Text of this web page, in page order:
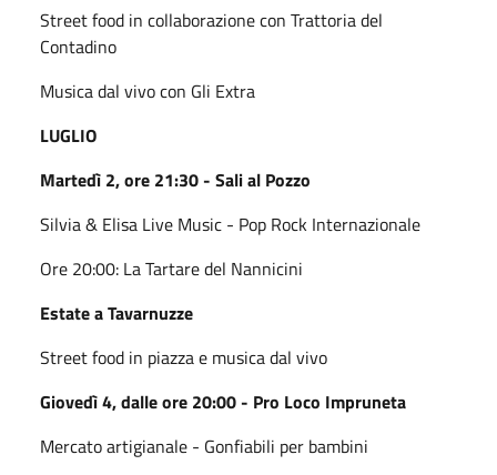
Street food in collaborazione con Trattoria del
Contadino
Musica dal vivo con Gli Extra
LUGLIO
Martedì 2, ore 21:30 - Sali al Pozzo
Silvia & Elisa Live Music - Pop Rock Internazionale
Ore 20:00: La Tartare del Nannicini
Estate a Tavarnuzze
Street food in piazza e musica dal vivo
Giovedì 4, dalle ore 20:00 - Pro Loco Impruneta
Mercato artigianale - Gonfiabili per bambini